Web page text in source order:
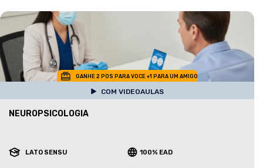
GANHE 2 POS PARA VOCE +1 PARA UM AMIGO
COM VIDEOAULAS
NEUROPSICOLOGIA
LATO SENSU 100% EAD